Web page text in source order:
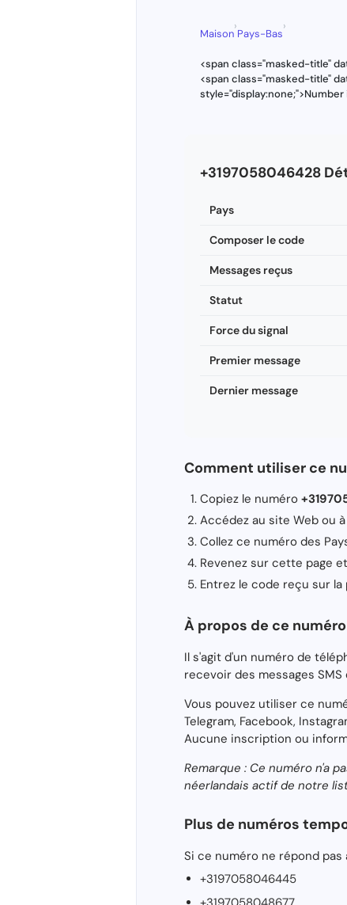
Maison
›
Pays-Bas
›
<span class="masked-title"
<span class="masked-title"
+3197058046428
Pays
Composer le code
Messages reçus
Statut
Force du signal
Premier message
Dernier message
Comment utiliser ce
Copiez le numéro
Accédez au site Web ou
Collez ce numéro des
Revenez sur cette page
Entrez le code reçu sur
À propos de ce
Il s'agit d'un numéro de
recevoir des messages SMS
Vous pouvez utiliser ce
Telegram, Facebook,
Aucune inscription ou
Remarque : Ce numéro n'a
néerlandais actif de notre
Plus de numéros
Si ce numéro ne répond
+3197058046445